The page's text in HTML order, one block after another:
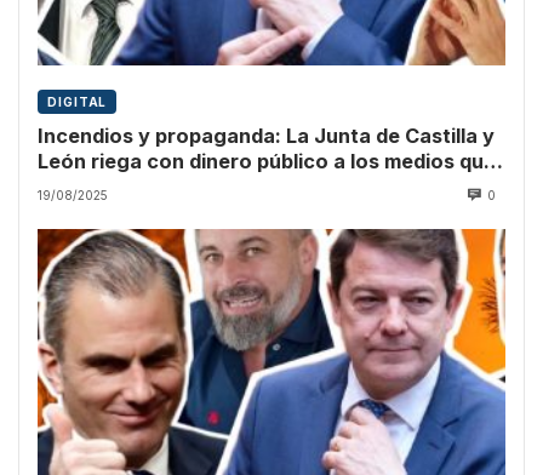
DIGITAL
Incendios y propaganda: La Junta de Castilla y
León riega con dinero público a los medios que
culpan a Sánchez
19/08/2025 0